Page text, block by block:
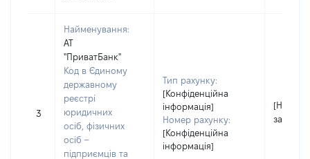
3
Найменування:
АТ
"ПриватБанк"
Код в Єдиному
державному
реєстрі
юридичних
осіб, фізичних
осіб –
підприємців та
Тип рахунку:
[Конфіденційна
інформація]
Номер рахунку:
[Конфіденційна
інформація]
[Не